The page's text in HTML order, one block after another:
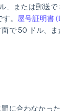
、または郵送
。 屋号証明書
で 50 ドル、
に合わなかっ